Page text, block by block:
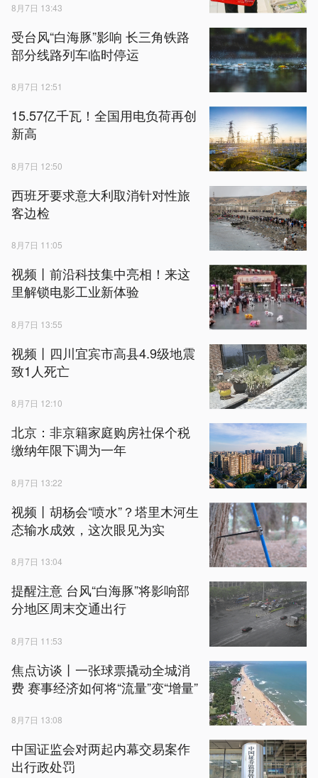
8月7日 13:43
受台风“白海豚”影响 长三角铁路
部分线路列车临时停运
8月7日 12:51
15.57亿千瓦！全国用电负荷再创
新高
8月7日 12:50
西班牙要求意大利取消针对性旅
客边检
8月7日 11:05
视频丨前沿科技集中亮相！来这
里解锁电影工业新体验
8月7日 13:55
视频丨四川宜宾市高县4.9级地震
致1人死亡
8月7日 12:10
北京：非京籍家庭购房社保个税
缴纳年限下调为一年
8月7日 13:22
视频丨胡杨会“喷水”？塔里木河生
态输水成效，这次眼见为实
8月7日 13:04
提醒注意 台风“白海豚”将影响部
分地区周末交通出行
8月7日 11:53
焦点访谈丨一张球票撬动全城消
费 赛事经济如何将“流量”变“增量”
8月7日 13:08
中国证监会对两起内幕交易案作
出行政处罚